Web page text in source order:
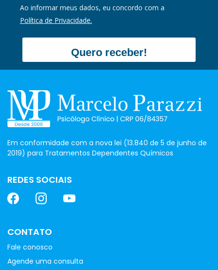
Ao informar meus dados, eu concordo com a
Política de Privacidade.
Quero receber!
Em conformidade com a nova lei (13.840 de 5 de junho de
2019) para Tratamentos Dependentes Químicos
REDES SOCIAIS
CONTATO
Fale conosco
Agende uma consulta